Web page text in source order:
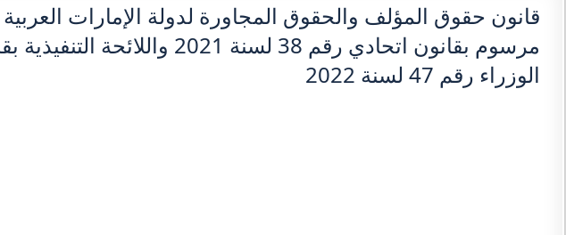
قانون حقوق المؤلف والحقوق المجاورة لدولة الإمارات
مرسوم بقانون اتحادي رقم 38 لسنة 2021
الوزراء رقم 47 لسنة 2022